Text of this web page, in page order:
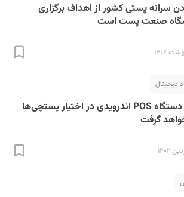
سرانه پستی کشور از اهداف برگزاری
صنعت پست است
دیجیتال
۶۵۰۰ دستگاه POS اندرویدی در اختیار پستچی‌ها
گرفت